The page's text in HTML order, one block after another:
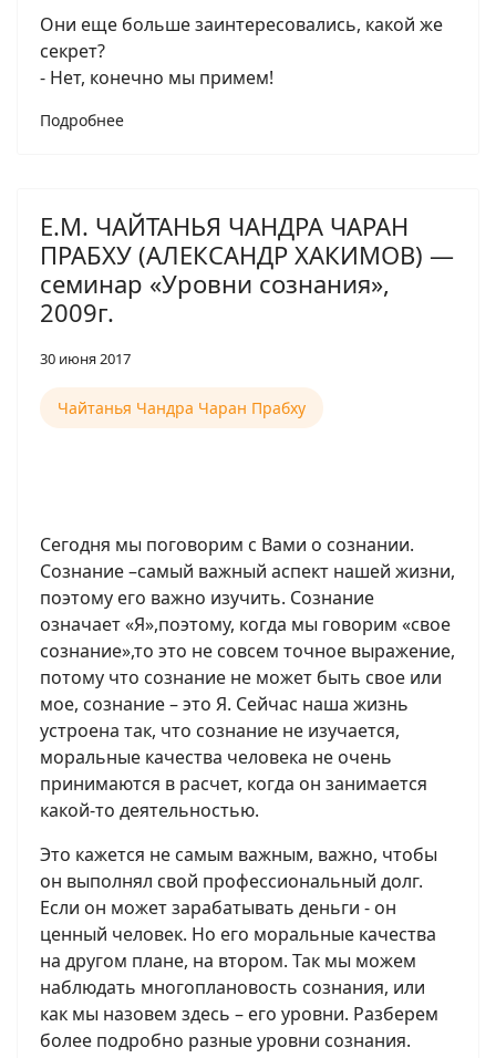
Они еще больше заинтересовались, какой же
секрет?
- Нет, конечно мы примем!
Подробнее
Е.М. ЧАЙТАНЬЯ ЧАНДРА ЧАРАН
ПРАБХУ (АЛЕКСАНДР ХАКИМОВ) —
семинар «Уровни сознания»,
2009г.
30 июня 2017
Чайтанья Чандра Чаран Прабху
Сегодня мы поговорим с Вами о сознании.
Сознание –самый важный аспект нашей жизни,
поэтому его важно изучить. Сознание
означает «Я»,поэтому, когда мы говорим «свое
сознание»,то это не совсем точное выражение,
потому что сознание не может быть свое или
мое, сознание – это Я. Сейчас наша жизнь
устроена так, что сознание не изучается,
моральные качества человека не очень
принимаются в расчет, когда он занимается
какой-то деятельностью.
Это кажется не самым важным, важно, чтобы
он выполнял свой профессиональный долг.
Если он может зарабатывать деньги - он
ценный человек. Но его моральные качества
на другом плане, на втором. Так мы можем
наблюдать многоплановость сознания, или
как мы назовем здесь – его уровни. Разберем
более подробно разные уровни сознания.